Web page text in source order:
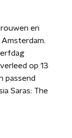
en
op 13
passend
Saras: The